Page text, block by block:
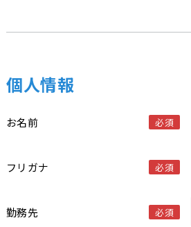
個人情報
お名前 必須
フリガナ 必須
勤務先 必須